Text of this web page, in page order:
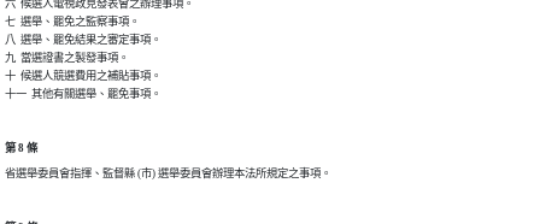
六  候選人電視政見發表會之辦理事項。
七  選舉、罷免之監察事項。
八  選舉、罷免結果之審定事項。
九  當選證書之製發事項。
十  候選人競選費用之補貼事項。
十一  其他有關選舉、罷免事項。
第 8 條
省選舉委員會指揮、監督縣 (市) 選舉委員會辦理本法所規定之事項。